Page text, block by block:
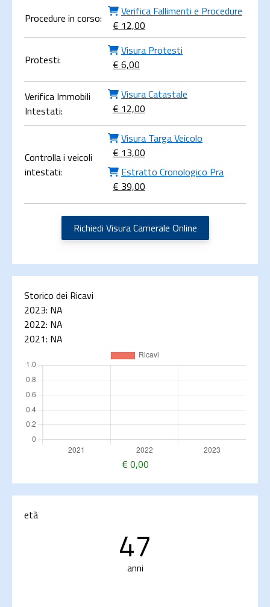
Procedure in corso:
Verifica Fallimenti e Procedure
€ 12,00
Protesti:
Visura Protesti
€ 6,00
Verifica Immobili
Intestati:
Visura Catastale
€ 12,00
Controlla i veicoli
intestati:
Visura Targa Veicolo
€ 13,00
Estratto Cronologico Pra
€ 39,00
Richiedi Visura Camerale Online
Storico dei Ricavi
2023: NA
2022: NA
2021: NA
€ 0,00
età
47
anni